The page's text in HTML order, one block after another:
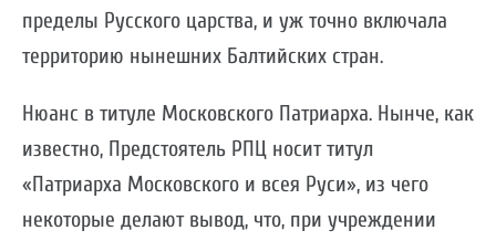
пределы Русского царства, и уж точно включала
территорию нынешних Балтийских стран.
Нюанс в титуле Московского Патриарха. Нынче, как
известно, Предстоятель РПЦ носит титул
«Патриарха Московского и всея Руси», из чего
некоторые делают вывод, что, при учреждении